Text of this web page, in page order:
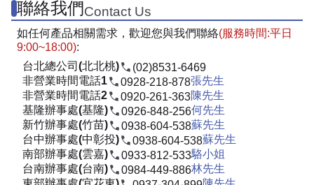
聯絡我們Contact Us
如任何產品相關需求，歡迎您與我們聯絡(服務時間:平日
9:00~18:00):
台北總公司(北北桃)
(02)8531-6469
非營業時間電話1
0928-218-878張先生
非營業時間電話2
0920-261-363陳先生
基隆辦事處(基隆)
0926-848-256何先生
新竹辦事處(竹苗)
0938-604-538蘇先生
台中辦事處(中彰投)
0938-604-538蘇先生
南部辦事處(雲嘉)
0933-812-533駱小姐
台南辦事處(台南)
0984-449-886林先生